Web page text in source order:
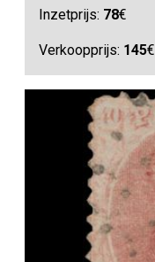
Inzetprijs: 78€
Verkoopprijs: 145€